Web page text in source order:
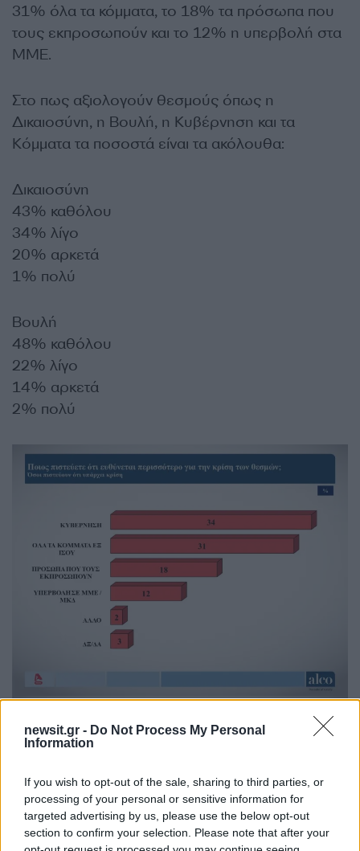
newsit.gr - Do Not Process My Personal
Information
If you wish to opt-out of the sale, sharing to third parties, or
processing of your personal or sensitive information for
targeted advertising by us, please use the below opt-out
section to confirm your selection. Please note that after your
31% όλα τα κόμματα, το 18% τα πρόσωπα που
τους εκπροσωπούν και το 12% η υπερβολή στα
ΜΜΕ.
Στο πως αξιολογούν θεσμούς όπως η
Δικαιοσύνη, η Βουλή, η Κυβέρνηση και τα
Κόμματα τα ποσοστά είναι τα ακόλουθα:
Δικαιοσύνη
43% καθόλου
34% λίγο
20% αρκετά
1% πολύ
Βουλή
48% καθόλου
22% λίγο
14% αρκετά
2% πολύ